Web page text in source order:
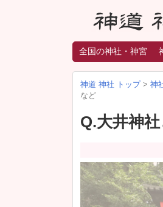
全国の神社・神宮
神道 神社 トップ> 神
など
Q.大井神